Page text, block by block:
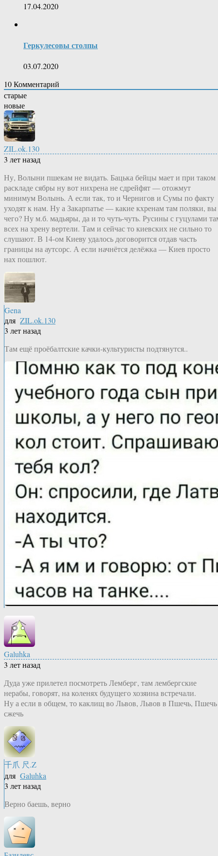
17.04.2020
Геркулесовы столпы
03.07.2020
10Комментарий
старые
новые
ZIL.ok.130
3 лет назад
Ну, Волыни пшекам не видать. Бацька бейцы мает и при таком
раскладе сябры ну вот нихрена не сдрейфят — отожмут
минимум Волынь. А если так, то и Чернигов и Сумы по факту
уходят к нам. Ну а Закарпатье — какие кхренам там поляки, вы
чего? Ну м.б. мадьяры, да и то чуть-чуть. Русины с гуцулами
всех на хрену вертели. Там и сейчас то киевских не сильно то
слушают. В 14-ом Киеву удалось договорится отдав часть
границы на аутсорс. А если начнётся делёжка — Киев просто
нах пошлют.
Gena
для ZIL.ok.130
3 лет назад
Там ещё проёбалтские качки-культуристы подтянутся..
Galuhka
3 лет назад
Дуда уже прилетел посмотреть Лемберг, там лембергские
нерабы, говорят, на коленях будущего хозяина встречали.
Ну а если в общем, то каклищ во Львов, Львов в Пшечь, Пшечь
сжечь
千爪 尺.Z
для Galuhka
3 лет назад
Верно баешь, верно